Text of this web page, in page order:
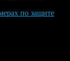
по защите